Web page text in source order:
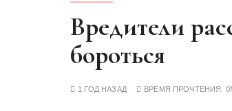
Вредители
бороться
1 ГОД НАЗАД ВРЕМЯ ПРОЧТЕНИЯ: